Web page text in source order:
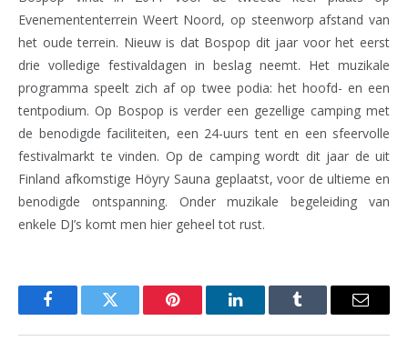
Evenemententerrein Weert Noord, op steenworp afstand van
het oude terrein. Nieuw is dat Bospop dit jaar voor het eerst
drie volledige festivaldagen in beslag neemt. Het muzikale
programma speelt zich af op twee podia: het hoofd- en een
tentpodium. Op Bospop is verder een gezellige camping met
de benodigde faciliteiten, een 24-uurs tent en een sfeervolle
festivalmarkt te vinden. Op de camping wordt dit jaar de uit
Finland afkomstige Höyry Sauna geplaatst, voor de ultieme en
benodigde ontspanning. Onder muzikale begeleiding van
enkele DJ’s komt men hier geheel tot rust.
FacebookTwitter Pinterest LinkedInTumblr Email